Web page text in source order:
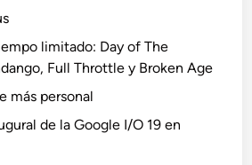
limitado: Day of The
Full Throttle y Broken Age
más personal
de la Google I/O 19 en